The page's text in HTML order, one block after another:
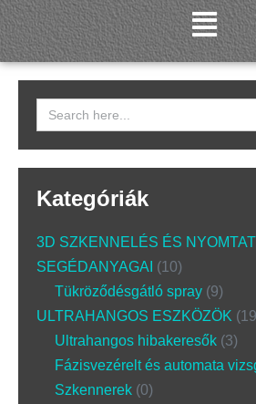
Search
for:
Kategóriák
3D SZKENNELÉS ÉS
SEGÉDANYAGAI
10
Tükröződésgátló spray 9
ULTRAHANGOS ESZKÖZÖK
19
Ultrahangos hibakeresők 3
Fázisvezérelt és automata
Szkennerek 0